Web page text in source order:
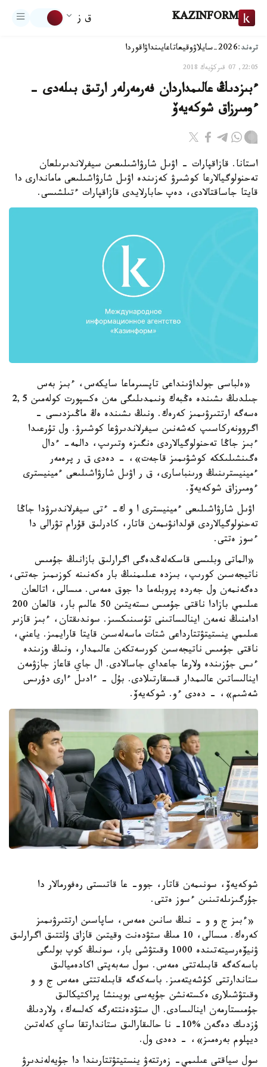
KAZINFORM ق ز
ترەند:2026-سايلاۋ وقيعاتاعايىنداۋاقوردا
22:05, 07 قىركۇيەك 2018
ءبىزدىڭ عالىمداردان فەرمەرلەر ارتىق بىلەدى -
ءومىرزاق شوكەيەۆ
استانا. قازاقپارات - اۋىل شارۋاشىلىعىن سيفرلاندىرىلعان
تەحنولوگيالارعا كوشىرۋ كەزىندە اۋىل شارۋاشىلىعى ماماندارى دا
قايتا جاساقتالادى، دەپ حابارلايدى قازاقپارات ءتىلشىسى.
«ەلباسى جولداۋىنداعى تاپسىرماعا سايكەس، ءبىز بەس
جىلدىڭ ىشىندە ەڭبەك ونىمدىلىگى مەن ەكسپورت كولەمىن 2,5
ەسەگە ارتتىرۋىمىز كەرەك. ونىڭ ىشىندە ەڭ ماڭىزدىسى -
اگروونەركاسىپ كەشەنىن سيفرلاندىرۋعا كوشىرۋ. ول تۇرعىدا
ءبىز جاڭا تەحنولوگيالاردى ەنگىزە وتىرىپ، دالمە- ءدال
ەگىنشىلىككە كوشۋىمىز قاجەت»، - دەدى ق ر پرەمەر
ءمينيسترىنىڭ ورىنباسارى، ق ر اۋىل شارۋاشىلىعى ءمينيسترى
ءومىرزاق شوكەيەۆ.
اۋىل شارۋاشىلىعى ءمينيسترى ا و ك- ءتى سيفرلاندىرۋدا جاڭا
تەحنولوگيالاردى قولدانۋىمەن قاتار، كادرلىق قۇرام تۋرالى دا
ءسوز ەتتى.
«الماتى وبلىسى قاسكەلەڭدەگى اگرارلىق بازانىڭ جۇمىس
ناتيجەسىن كورىپ، بىزدە عىلىمنىڭ بار ەكەنىنە كوزىمىز جەتتى،
دەگەنمەن ول جەردە پروبلەما دا جوق ەمەس. مىسالى، اتالعان
عىلىمي بازادا ناقتى جۇمىس ىستەيتىن 50 عالىم بار، قالعان 200
ادامنىڭ نەمەن اينالىساتىنى تۇسىنىكسىز. سوندىقتان، ءبىز قازىر
عىلىمي ينستيتۋتتارداعى شتات ماسەلەسىن قايتا قارايمىز. ياعني،
ناقتى جۇمىس ناتيجەسىن كورسەتكەن عالىمدار، ونىڭ وزىندە
ءىس جۇزىندە ولارعا جاعداي جاسالادى. ال جاي قاعاز جازۋمەن
اينالىساتىن عالىمدار قىسقارتىلادى. بۇل - ءادىل ءارى دۇرىس
شەشىم»، - دەدى ءو. شوكەيەۆ.
شوكەيەۆ، سونىمەن قاتار، جوو- عا قاتىستى رەفورمالار دا
جۇرگىزىلەتىنىن ءسوز ەتتى.
«ءبىز ج و و - نىڭ سانىن ەمەس، ساپاسىن ارتتىرۋىمىز
كەرەك. مىسالى، 10 مىڭ ستۋدەنت وقيتىن قازاق ۇلتتىق اگرارلىق
ۋنيۆەرسيتەتىندە 1000 وقىتۋشى بار، سونىڭ كوپ بولىگى
باسەكەگە قابىلەتتى ەمەس. سول سەبەپتى اكادەميالىق
ستاندارتتى كۇشەيتەمىز. باسەكەگە قابىلەتتتى ەمەس ج و و
وقىتۋشىلارى ەكستەنشن جۇيەسى بويىنشا پراكتيكالىق
جۇمىستارمەن اينالىسادى. ال ستۋدەنتتەرگە كەلسەك، ولاردىڭ
ۇزدىك دەگەن %10- نا حالىقارالىق ستاندارتقا ساي كەلەتىن
ديپلوم بەرەمىز»، - دەدى ول.
سول سياقتى عىلىمي- زەرتتەۋ ينستيتۋتتارىندا دا جۇيەلەندىرۋ